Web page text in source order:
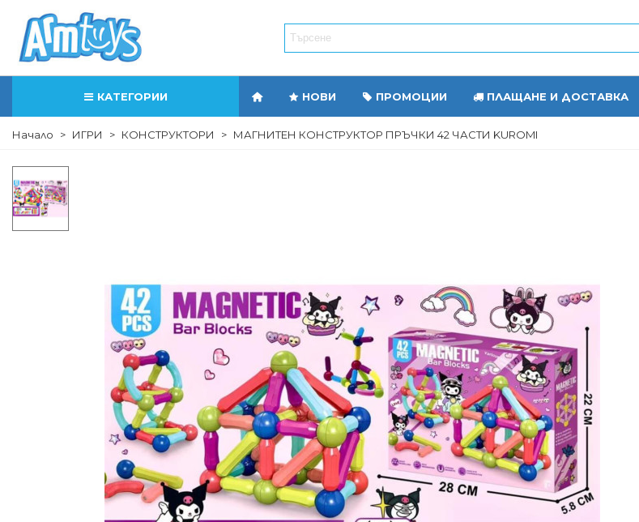
КАТЕГОРИИ НОВИ ПРОМОЦИИ ПЛАЩАНЕ И ДОСТАВКА
Начало > ИГРИ > КОНСТРУКТОРИ > МАГНИТЕН КОНСТРУКТОР ПРЪЧКИ 42 ЧАСТИ KUROMI